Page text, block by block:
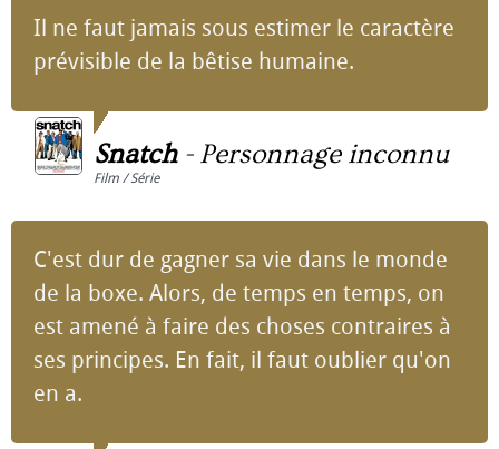
Il ne faut jamais sous estimer le caractère
prévisible de la bêtise humaine.
Snatch- Personnage inconnu
Film / Série
C'est dur de gagner sa vie dans le monde
de la boxe. Alors, de temps en temps, on
est amené à faire des choses contraires à
ses principes. En fait, il faut oublier qu'on
en a.